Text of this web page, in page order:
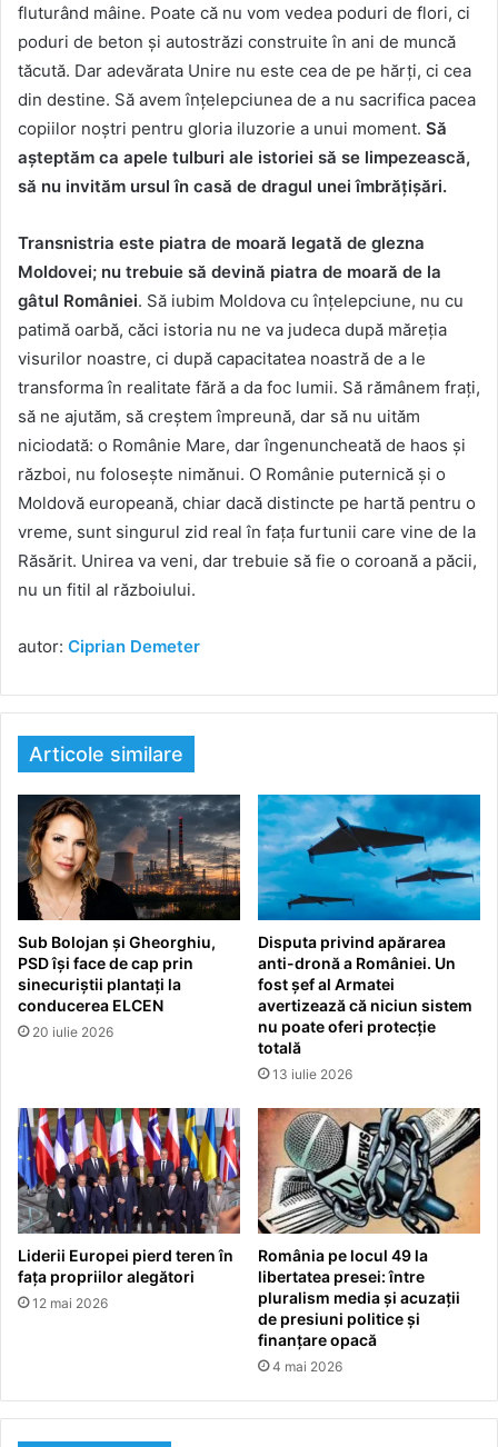
fluturând mâine. Poate că nu vom vedea poduri de flori, ci
poduri de beton și autostrăzi construite în ani de muncă
tăcută. Dar adevărata Unire nu este cea de pe hărți, ci cea
din destine. Să avem înțelepciunea de a nu sacrifica pacea
copiilor noștri pentru gloria iluzorie a unui moment. Să
așteptăm ca apele tulburi ale istoriei să se limpezească,
să nu invităm ursul în casă de dragul unei îmbrățișări.
Transnistria este piatra de moară legată de glezna
Moldovei; nu trebuie să devină piatra de moară de la
gâtul României. Să iubim Moldova cu înțelepciune, nu cu
patimă oarbă, căci istoria nu ne va judeca după măreția
visurilor noastre, ci după capacitatea noastră de a le
transforma în realitate fără a da foc lumii. Să rămânem frați,
să ne ajutăm, să creștem împreună, dar să nu uităm
niciodată: o Românie Mare, dar îngenuncheată de haos și
război, nu folosește nimănui. O Românie puternică și o
Moldovă europeană, chiar dacă distincte pe hartă pentru o
vreme, sunt singurul zid real în fața furtunii care vine de la
Răsărit. Unirea va veni, dar trebuie să fie o coroană a păcii,
nu un fitil al războiului.
autor: Ciprian Demeter
Articole similare
Sub Bolojan și Gheorghiu,
PSD își face de cap prin
sinecuriștii plantați la
conducerea ELCEN
20 iulie 2026
Disputa privind apărarea
anti-dronă a României. Un
fost șef al Armatei
avertizează că niciun sistem
nu poate oferi protecție
totală
13 iulie 2026
Liderii Europei pierd teren în
fața propriilor alegători
12 mai 2026
România pe locul 49 la
libertatea presei: între
pluralism media și acuzații
de presiuni politice și
finanțare opacă
4 mai 2026